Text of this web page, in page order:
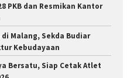
PKB dan Resmikan Kantor
Malang, Sekda Budiar
Kebudayaan
Bersatu, Siap Cetak Atlet